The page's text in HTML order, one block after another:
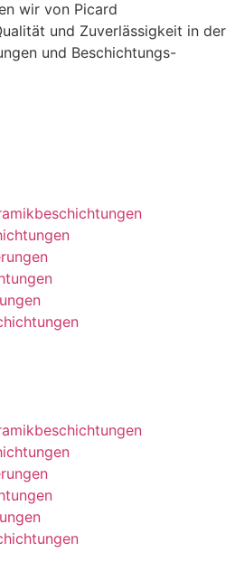
wir von Picard
und Zuverlässigkeit in der
und Beschichtungs-